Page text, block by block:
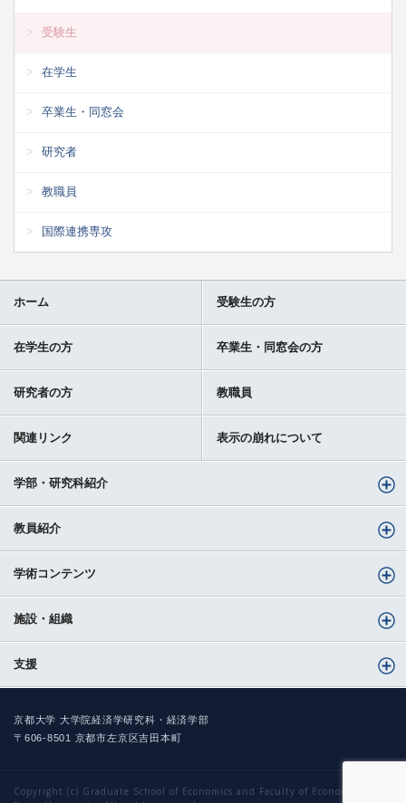
受験生
在学生
卒業生・同窓会
研究者
教職員
国際連携専攻
ホーム 受験生の方
在学生の方 卒業生・同窓会の方
研究者の方 教職員
関連リンク 表示の崩れについて
学部・研究科紹介
教員紹介
学術コンテンツ
施設・組織
支援
京都大学 大学院経済学研究科・経済学部
〒606-8501 京都市左京区吉田本町
Copyright (c) Graduate School of Economics and Faculty of Economics,